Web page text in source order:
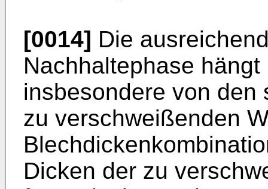
[0014] Die
Nachhaltephase
insbesondere von den
zu verschweißenden
Dicken der zu